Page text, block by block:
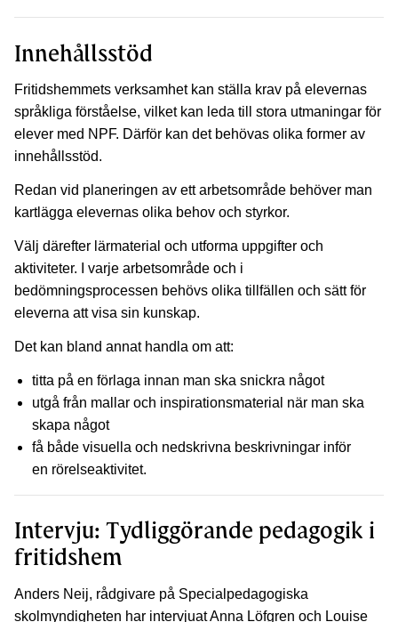
Innehållsstöd
Fritidshemmets verksamhet kan ställa krav på elevernas
språkliga förståelse, vilket kan leda till stora utmaningar för
elever med NPF. Därför kan det behövas olika former av
innehållsstöd.
Redan vid planeringen av ett arbetsområde behöver man
kartlägga elevernas olika behov och styrkor.
Välj därefter lärmaterial och utforma uppgifter och
aktiviteter. I varje arbetsområde och i
bedömningsprocessen behövs olika tillfällen och sätt för
eleverna att visa sin kunskap.
Det kan bland annat handla om att:
titta på en förlaga innan man ska snickra något
utgå från mallar och inspirationsmaterial när man ska
skapa något
få både visuella och nedskrivna beskrivningar inför
en rörelseaktivitet.
Intervju: Tydliggörande pedagogik i
fritidshem
Anders Neij, rådgivare på Specialpedagogiska
skolmyndigheten har intervjuat Anna Löfgren och Louise